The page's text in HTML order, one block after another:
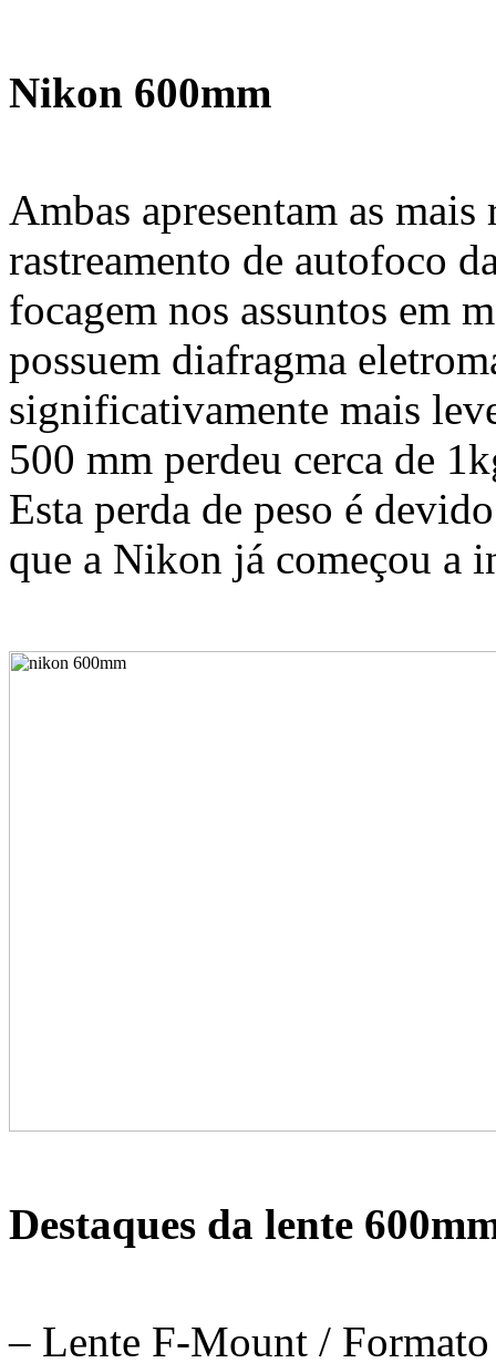
Nikon 600mm
Ambas apresentam as
rastreamento de autofoco
focagem nos assuntos em
possuem diafragma
significativamente mais
500 mm perdeu cerca de
Esta perda de peso é
que a Nikon já começou a
Destaques da lente
– Lente F-Mount /